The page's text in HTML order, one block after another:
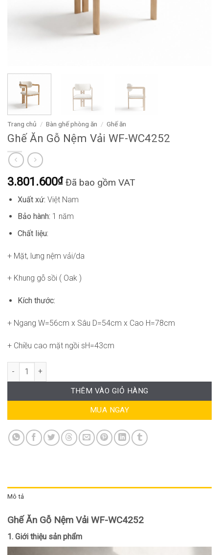
Trang chủ / Bàn ghế phòng ăn / Ghế ăn
Ghế Ăn Gỗ Nệm Vải WF-WC4252
3.801.600₫ Đã bao gồm VAT
Xuất xứ: Việt Nam
Bảo hành: 1 năm
Chất liệu:
+ Mặt, lưng nệm vải/da
+ Khung gỗ sồi ( Oak )
Kích thước:
+ Ngang W=56cm x Sâu D=54cm x Cao H=78cm
+ Chiều cao mặt ngồi sH=43cm
Ghế Ăn Gỗ Nệm Vải WF-WC4252 số lượng
THÊM VÀO GIỎ HÀNG
MUA NGAY
Mô tả
Ghế Ăn Gỗ Nệm Vải WF-WC4252
1. Giới thiệu sản phẩm